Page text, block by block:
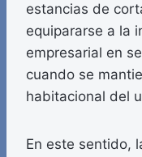
estancias de
equipararse a la
empresarial en
cuando se
habitacional del
En este sentido,